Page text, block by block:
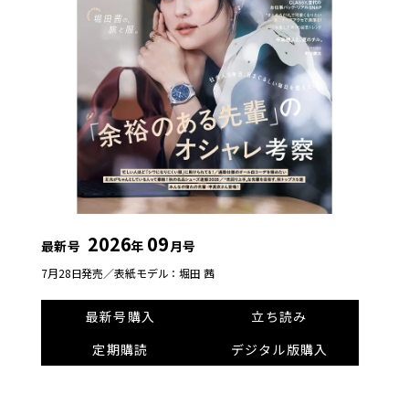
最新号 2026年 09月号
7月28日発売／表紙モデル：堀田 茜
最新号購入
立ち読み
定期購読
デジタル版購入